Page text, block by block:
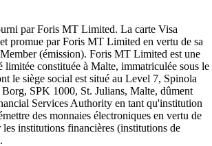
par Foris MT Limited. La carte Visa
promue par Foris MT Limited en vertu de sa
(émission). Foris MT Limited est une
limitée constituée à Malte, immatriculée sous le
le siège social est situé au Level 7, Spinola
SPK 1000, St. Julians, Malte, dûment
Services Authority en tant qu'institution
des monnaies électroniques en vertu de
institutions financières (institutions de